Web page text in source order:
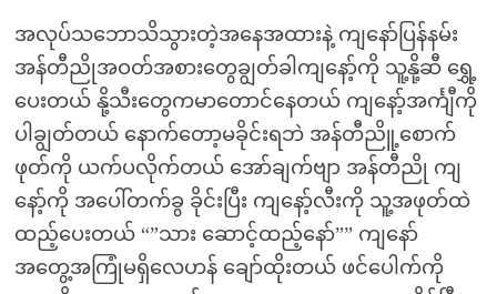
အလုပ်သဘောသိသွားတဲ့အနေအထားနဲ့ ကျနော်ပြန်နမ်း
အန်တီညိုအဝတ်အစားတွေချွတ်ခါကျနော့်ကို သူ့နို့ဆီ ရွှေ့
ပေးတယ် နို့သီးတွေကမာတောင်နေတယ် ကျနော့်အင်္ကျီကို
ပါချွတ်တယ် နောက်တော့မခိုင်းရဘဲ အန်တီညိူ့စောက်
ဖုတ်ကို ယက်ပလိုက်တယ် အော်ချက်ဗျာ အန်တီညို ကျ
နော့်ကို အပေါ်တက်ခွ ခိုင်းပြီး ကျနော့်လီးကို သူ့အဖုတ်ထဲ
ထည့်ပေးတယ် “”သား ဆောင့်ထည့်နော်”” ကျနော်
အတွေ့အကြုံမရှိလေဟန် ချော်ထိုးတယ် ဖင်ပေါက်ကို